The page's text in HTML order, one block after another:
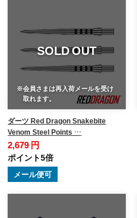
SOLD OUT
※会員さまは再入荷メールを受け
取れます。
ダーツ Red Dragon Snakebite
Venom Steel Points …
2,679 円
ポイント5倍
メール便可